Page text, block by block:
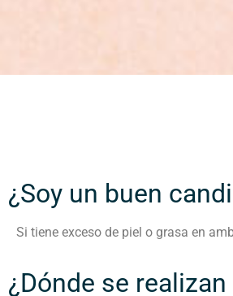
¿Soy un buen
Si tiene exceso de piel o grasa en
¿Dónde se